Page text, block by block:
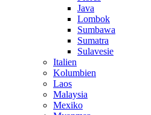
Java
Lombok
Sumbawa
Sumatra
Sulavesie
Italien
Kolumbien
Laos
Malaysia
Mexiko